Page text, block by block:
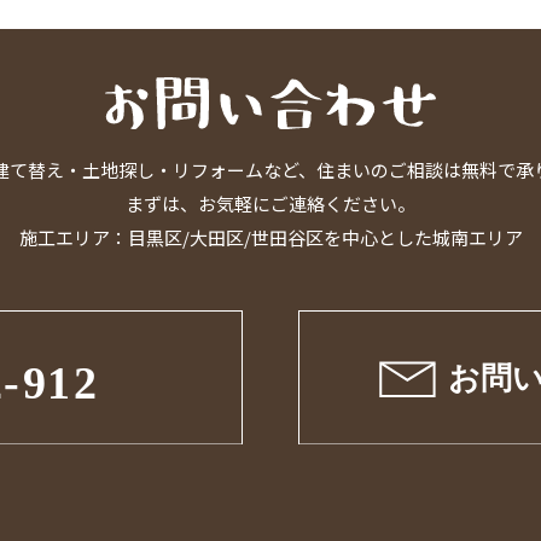
て替え・土地探し・リフォームなど、住まいのご相談は無料で承
まずは、お気軽にご連絡ください。
施工エリア：目黒区/大田区/世田谷区を中心とした城南エリア